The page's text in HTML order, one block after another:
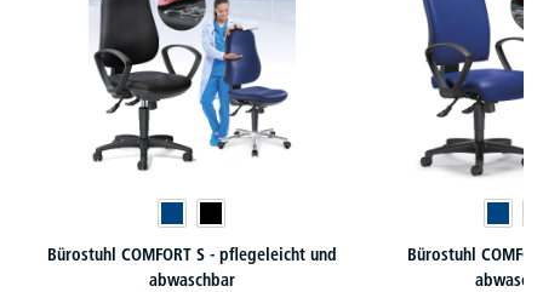
Bürostuhl COMFORT S - pflegeleicht und
abwaschbar
Bürostuhl